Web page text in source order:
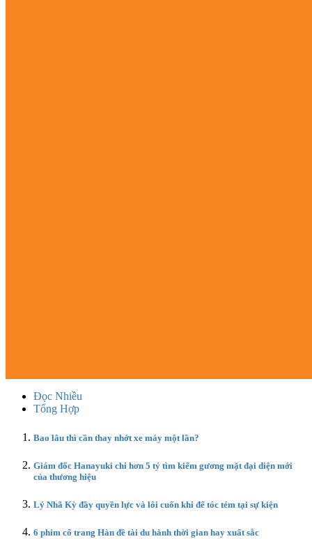
Đọc Nhiều
Tổng Hợp
Bao lâu thì cần thay nhớt xe máy một lần?
Giám đốc Hanayuki chi hơn 5 tỷ tìm kiếm gương mặt đại diện mới
của thương hiệu
Lý Nhã Kỳ đầy quyền lực và lôi cuốn khi để tóc tém tại sự kiện
6 phim cổ trang Hàn đề tài du hành thời gian hay xuất sắc